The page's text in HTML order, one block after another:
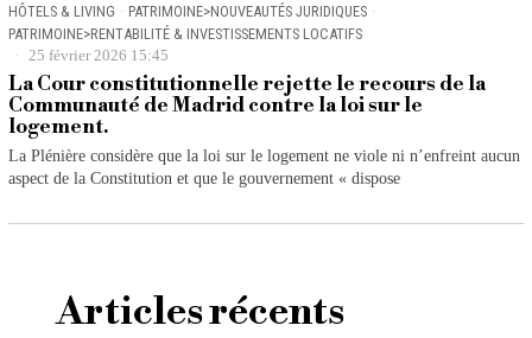
HÔTELS & LIVING · PATRIMOINE>NOUVEAUTÉS JURIDIQUES ·
PATRIMOINE>RENTABILITÉ & INVESTISSEMENTS LOCATIFS
25 février 2026 15:45
La Cour constitutionnelle rejette le recours de la
Communauté de Madrid contre la loi sur le
logement.
La Plénière considère que la loi sur le logement ne viole ni n’enfreint aucun
aspect de la Constitution et que le gouvernement « dispose
Articles récents